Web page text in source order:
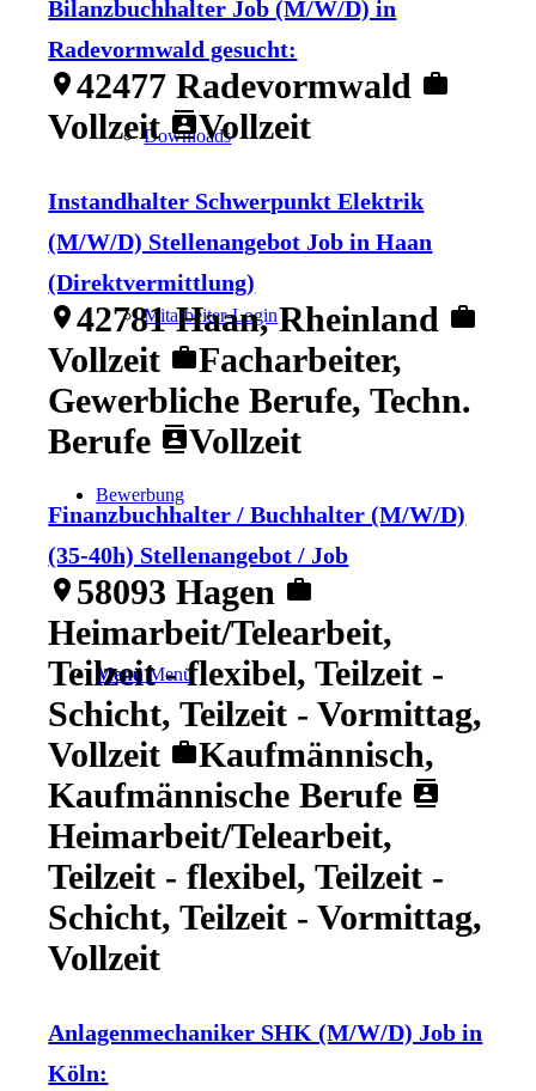
Downloads
Mitarbeiter-Login
Bewerbung
Menü Menü
Bilanzbuchhalter Job (M/W/D) in
Radevormwald gesucht:
location_on42477 Radevormwald work
Vollzeit contactsVollzeit
Instandhalter Schwerpunkt Elektrik
(M/W/D) Stellenangebot Job in Haan
(Direktvermittlung)
location_on42781 Haan, Rheinland work
Vollzeit workFacharbeiter,
Gewerbliche Berufe, Techn.
Berufe contactsVollzeit
Finanzbuchhalter / Buchhalter (M/W/D)
(35-40h) Stellenangebot / Job
location_on 58093 Hagen work
Heimarbeit/Telearbeit,
Teilzeit - flexibel, Teilzeit -
Schicht, Teilzeit - Vormittag,
Vollzeit workKaufmännisch,
Kaufmännische Berufe contacts
Heimarbeit/Telearbeit,
Teilzeit - flexibel, Teilzeit -
Schicht, Teilzeit - Vormittag,
Vollzeit
Anlagenmechaniker SHK (M/W/D) Job in
Köln: